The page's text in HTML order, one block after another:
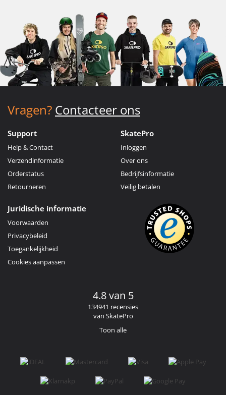
Vragen? Contacteer ons
Support
Help & Contact
Verzendinformatie
Orderstatus
Retourneren
SkatePro
Inloggen
Over ons
Bedrijfsinformatie
Veilig betalen
Juridische informatie
Voorwaarden
Privacybeleid
Toegankelijkheid
Cookies aanpassen
4.8 van 5
134941 recensies
van SkatePro
Toon alle